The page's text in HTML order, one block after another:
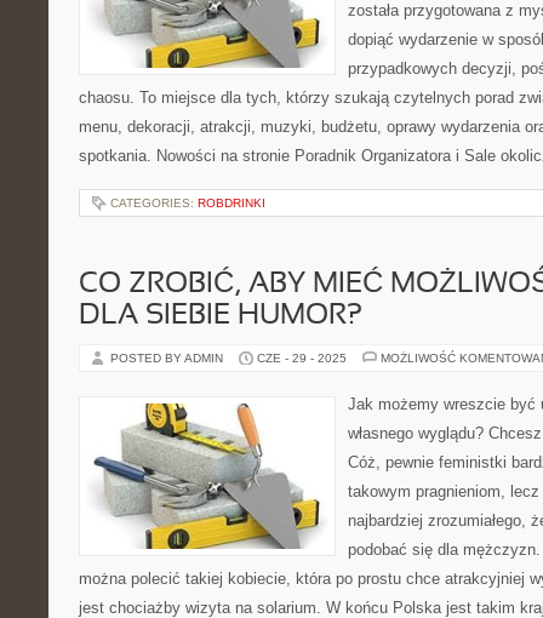
została przygotowana z
dopiąć wydarzenie w
przypadkowych decyzji,
chaosu. To miejsce dla tych, którzy szukają czytelnych porad
menu, dekoracji, atrakcji, muzyki, budżetu, oprawy wydarzenia
spotkania. Nowości na stronie Poradnik Organizatora i Sale
CATEGORIES: ROBDRINKI
CO ZROBIĆ, ABY MIEĆ
DLA SIEBIE HUMOR?
POSTED BY ADMIN CZE - 29 - 2025 MOŻLIWOŚĆ
Jak możemy wreszcie być
własnego wyglądu?
Cóż, pewnie feministki
takowym pragnieniom,
najbardziej zrozumiałego,
podobać się dla
można polecić takiej kobiecie, która po prostu chce atrakcyjniej
jest chociażby wizyta na solarium. W końcu Polska jest takim